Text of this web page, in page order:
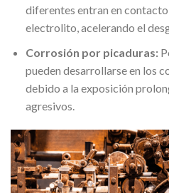
diferentes entran en contacto
electrolito, acelerando el
Corrosión por picaduras:
pueden desarrollarse en los
debido a la exposición
agresivos.